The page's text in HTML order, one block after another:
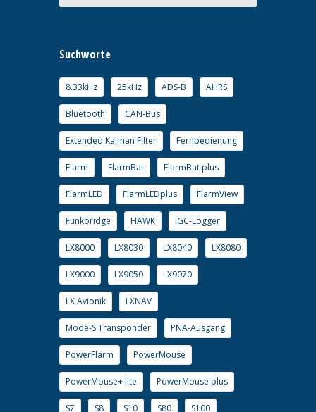
Suchworte
8.33kHz 25kHz ADS-B AHRS
Bluetooth CAN-Bus
Extended Kalman Filter Fernbedienung
Flarm FlarmBat FlarmBat plus
FlarmLED FlarmLEDplus FlarmView
Funkbridge HAWK IGC-Logger
LX8000 LX8030 LX8040 LX8080
LX9000 LX9050 LX9070
LX Avionik LXNAV
Mode-S Transponder PNA-Ausgang
PowerFlarm PowerMouse
PowerMouse+ lite PowerMouse plus
S7 S8 S10 S80 S100